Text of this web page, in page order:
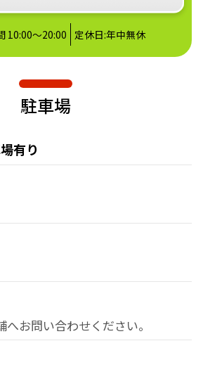
10:00～20:00 定休日:年中無休
駐車場
有り
お問い合わせください。